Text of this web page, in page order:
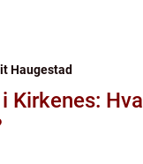
Haugestad
Kirkenes: Hva